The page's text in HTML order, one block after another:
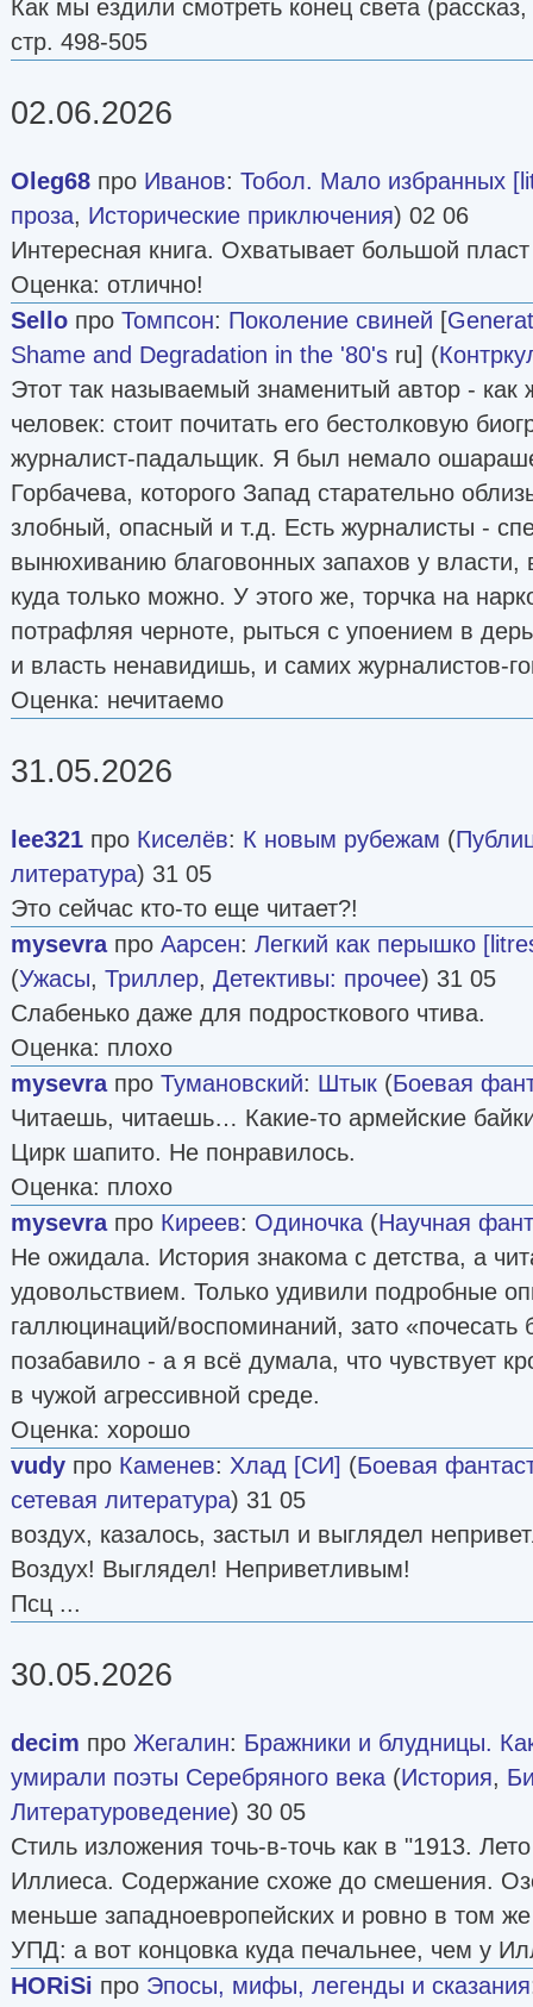
Как мы ездили смотреть конец света
стр. 498-505
02.06.2026
Oleg68 про Иванов: Тобол. Мало избранных
проза, Исторические приключения) 02 06
Интересная книга. Охватывает большой
Оценка: отлично!
Sello про Томпсон: Поколение свиней [
Shame and Degradation in the '80's ru] (
Этот так называемый знаменитый автор - как
человек: стоит почитать его бестолковую
журналист-падальщик. Я был немало
Горбачева, которого Запад старательно
злобный, опасный и т.д. Есть журналисты -
вынюхиванию благовонных запахов у власти,
куда только можно. У этого же, торчка на
потрафляя черноте, рыться с упоением в
и власть ненавидишь, и самих журналистов-
Оценка: нечитаемо
31.05.2026
lee321 про Киселёв: К новым рубежам (
литература) 31 05
Это сейчас кто-то еще читает?!
mysevraпро Аарсен: Легкий как перышко
(Ужасы, Триллер, Детективы: прочее) 31 05
Слабенько даже для подросткового чтива.
Оценка: плохо
mysevraпро Тумановский: Штык (Боевая
Читаешь, читаешь… Какие-то армейские
Цирк шапито. Не понравилось.
Оценка: плохо
mysevraпро Киреев: Одиночка (Научная
Не ожидала. История знакома с детства, а
удовольствием. Только удивили подробные
галлюцинаций/воспоминаний, зато
позабавило - а я всё думала, что чувствует
в чужой агрессивной среде.
Оценка: хорошо
vudy про Каменев: Хлад [СИ] (Боевая
сетевая литература) 31 05
воздух, казалось, застыл и выглядел
Воздух! Выглядел! Неприветливым!
Псц ...
30.05.2026
decim про Жегалин: Бражники и блудницы.
умирали поэты Серебряного века (История,
Литературоведение) 30 05
Стиль изложения точь-в-точь как в "1913.
Иллиеса. Содержание схоже до смешения.
меньше западноевропейских и ровно в том
УПД: а вот концовка куда печальнее, чем у
HORiSi про Эпосы, мифы, легенды и сказания